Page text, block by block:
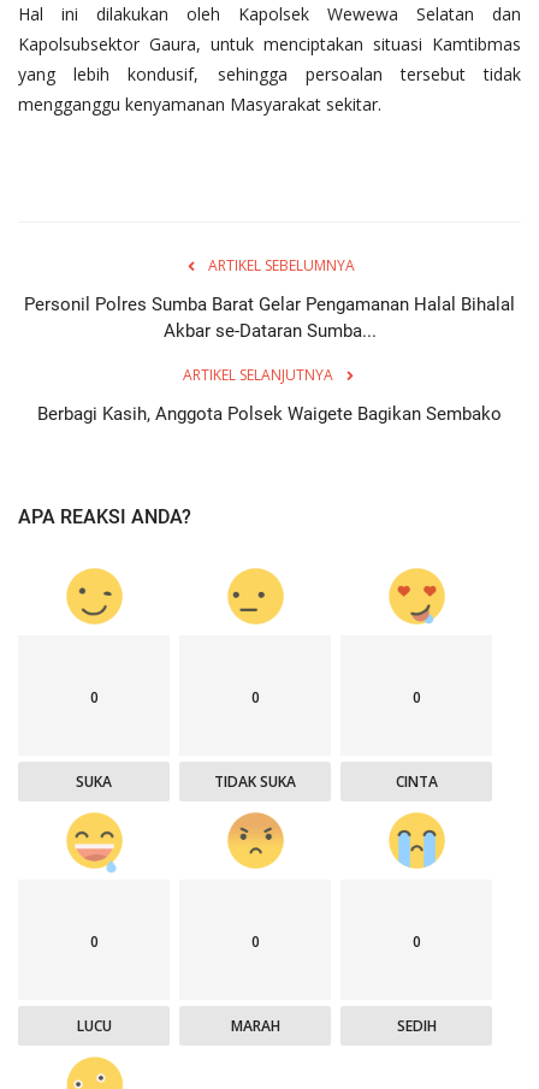
Hal ini dilakukan oleh Kapolsek Wewewa Selatan dan
Kapolsubsektor Gaura, untuk menciptakan situasi Kamtibmas
yang lebih kondusif, sehingga persoalan tersebut tidak
mengganggu kenyamanan Masyarakat sekitar.
ARTIKEL SEBELUMNYA
Personil Polres Sumba Barat Gelar Pengamanan Halal Bihalal
Akbar se-Dataran Sumba...
ARTIKEL SELANJUTNYA
Berbagi Kasih, Anggota Polsek Waigete Bagikan Sembako
APA REAKSI ANDA?
0
SUKA
0
TIDAK SUKA
0
CINTA
0
LUCU
0
MARAH
0
SEDIH